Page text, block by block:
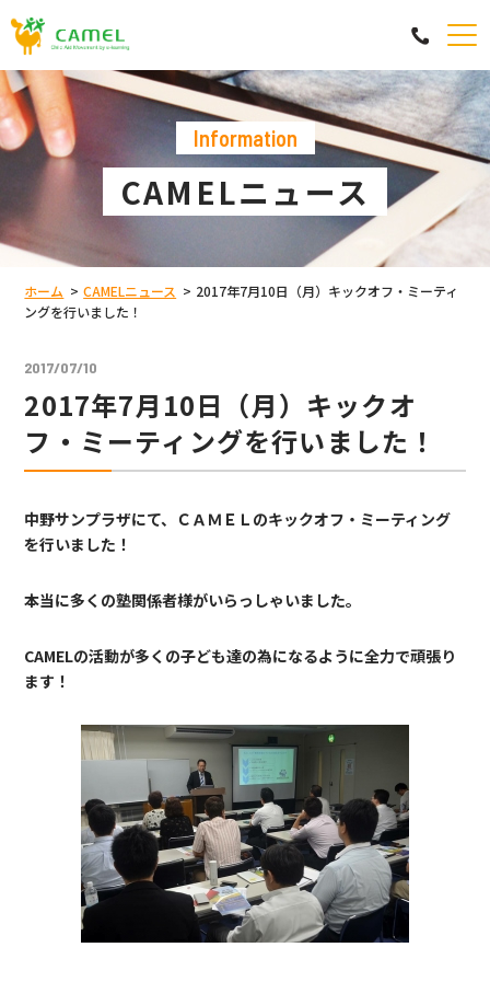
information
CAMELニュース
ホーム CAMELニュース
2017年7月10日（月）キックオフ・ミーティ
ングを行いました！
2017/07/10
2017年7月10日（月）キックオ
フ・ミーティングを行いました！
中野サンプラザにて、ＣＡＭＥＬのキックオフ・ミーティング
を行いました！
本当に多くの塾関係者様がいらっしゃいました。
CAMELの活動が多くの子ども達の為になるように全力で頑張り
ます！